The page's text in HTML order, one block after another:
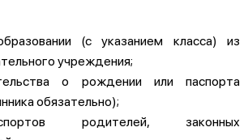
(с указанием класса) из
учреждения;
о рождении или паспорта
обязательно);
родителей, законных